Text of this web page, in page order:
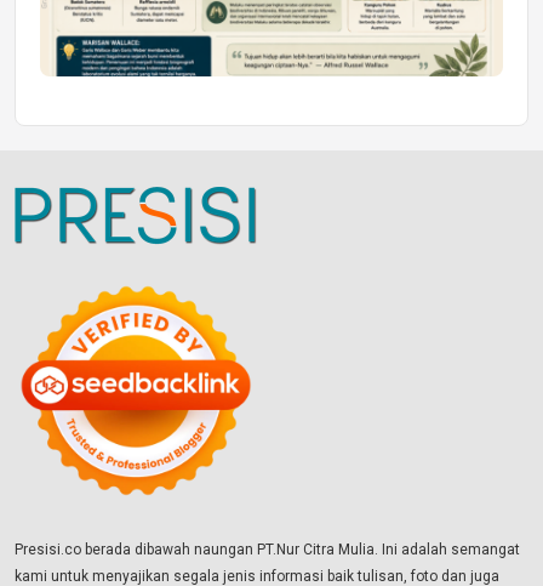
Presisi.co berada dibawah naungan PT.Nur Citra Mulia. Ini adalah semangat
kami untuk menyajikan segala jenis informasi baik tulisan, foto dan juga